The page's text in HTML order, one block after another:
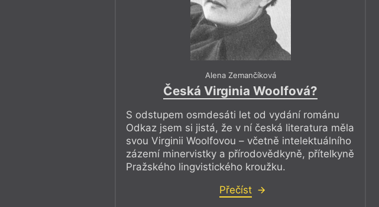
Alena Zemančíková
Česká Virginia Woolfová?
S odstupem osmdesáti let od vydání románu
Odkaz jsem si jistá, že v ní česká literatura měla
svou Virginii Woolfovou – včetně intelektuálního
zázemí minervistky a přírodovědkyně, přítelkyně
Pražského lingvistického kroužku.
Přečíst